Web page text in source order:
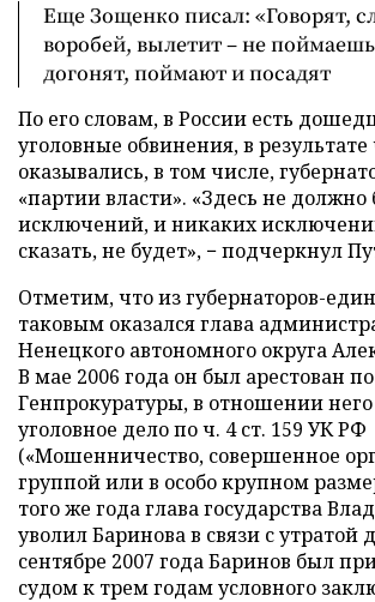
Еще Зощенко писал: «Говорят,
воробей, вылетит – не
догонят, поймают и посадят
По его словам, в России есть
уголовные обвинения, в
оказывались, в том числе,
«партии власти». «Здесь не
исключений, и никаких
сказать, не будет», − подчеркнул
Отметим, что из губернаторов-
таковым оказался глава
Ненецкого автономного округа
В мае 2006 года он был арестован
Генпрокуратуры, в отношении
уголовное дело по ч. 4 ст. 159 УК РФ
(«Мошенничество, совершенное
группой или в особо крупном
того же года глава государства
уволил Баринова в связи с утратой
сентябре 2007 года Баринов был
судом к трем годам условного